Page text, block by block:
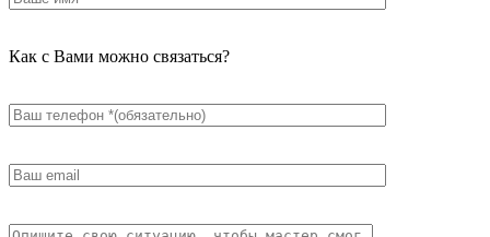
Как с Вами можно связаться?